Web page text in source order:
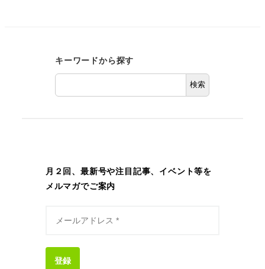
キーワードから探す
検索
月２回、最新号や注目記事、イベント等を
メルマガでご案内
登録